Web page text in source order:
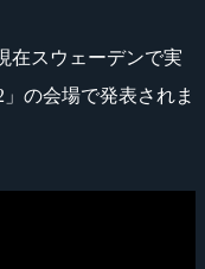
在スウェーデンで実
」の会場で発表されま